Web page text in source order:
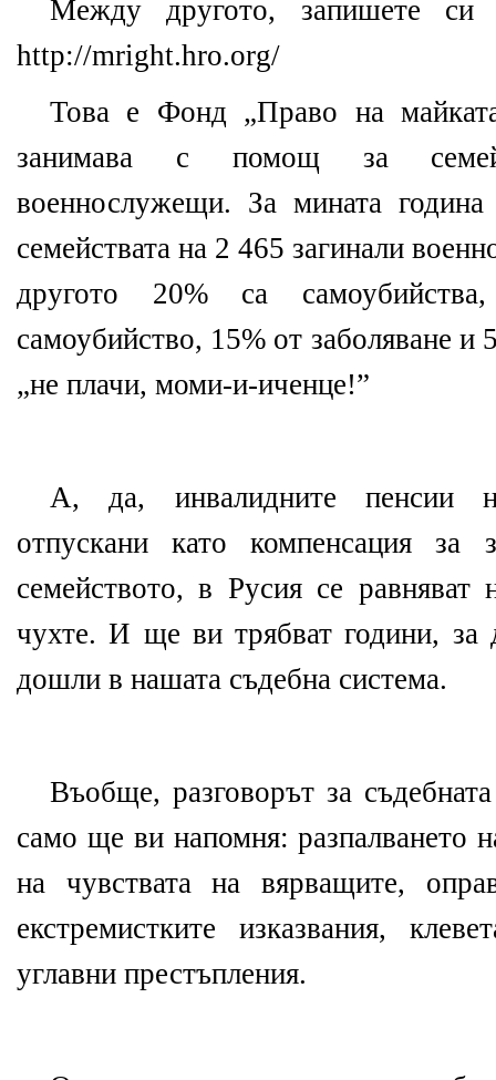
Между другото, запишете си
http://mright.hro.org/
Това е Фонд „Право на
занимава с помощ за
военнослужещи. За мината
семействата на 2 465 загинали
другото 20% са
самоубийство, 15% от заболяване и
„не плачи, моми-и-иченце!”
А, да, инвалидните пенсии
отпускани като компенсация за
семейството, в Русия се
чухте. И ще ви трябват години, за
дошли в нашата съдебна система.
Въобще, разговорът за
само ще ви напомня: разпалването
на чувствата на вярващите,
екстремистките изказвания,
углавни престъпления.